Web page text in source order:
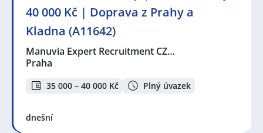
40 000 Kč | Doprava z Prahy a
Kladna (A11642)
Manuvia Expert Recruitment CZ…
Praha
35 000 – 40 000 Kč Plný úvazek
dnešní